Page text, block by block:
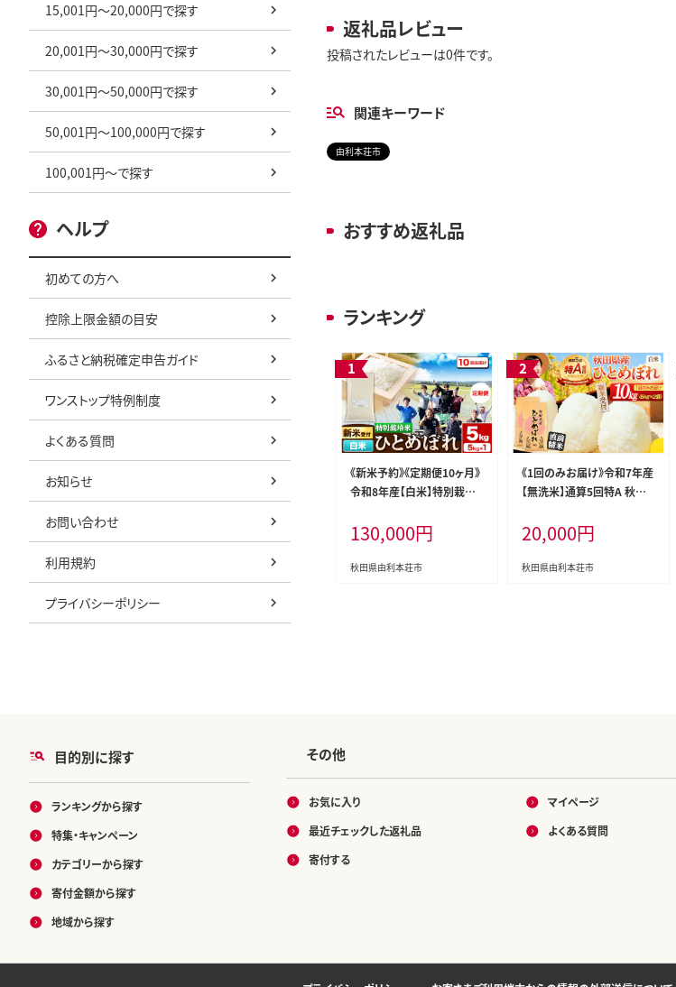
15,001円～20,000円で探す
20,001円～30,000円で探す
30,001円～50,000円で探す
50,001円～100,000円で探す
100,001円～で探す
ヘルプ
初めての方へ
控除上限金額の目安
ふるさと納税確定申告ガイド
ワンストップ特例制度
よくある質問
お知らせ
お問い合わせ
利用規約
プライバシーポリシー
返礼品レビュー
投稿されたレビューは0件です。
関連キーワード
由利本荘市
おすすめ返礼品
ランキング
《新米予約》《定期便10ヶ月》
令和8年産【白米】特別栽培
[ひとめぼれ 米 お米 白米 精
米 特別栽培米 ブランド米
食卓 秋田県産 秋田県 由利
130,000円
秋田県由利本荘市
《1回のみお届け》令和7年産
【無洗米】通算5回特A 秋田
×2袋) 配送時期選べる お
米 米 こめ 藤岡農産 [米 無
洗米 白米 特A 精米 秋田県
20,000円
秋田県由利本荘市
目的別に探す
ランキングから探す
特集・キャンペーン
カテゴリーから探す
寄付金額から探す
地域から探す
その他
お気に入り
最近チェックした返礼品
寄付する
マイページ
よくある質問